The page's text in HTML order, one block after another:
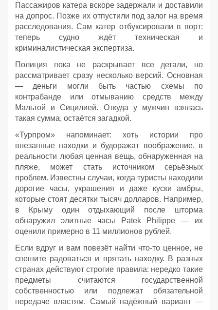
Пассажиров катера вскоре задержали и доставили
на допрос. Позже их отпустили под залог на время
расследования. Сам катер отбуксировали в порт:
теперь судно ждёт техническая и
криминалистическая экспертиза.
Полиция пока не раскрывает все детали, но
рассматривает сразу несколько версий. Основная
— деньги могли быть частью схемы по
контрабанде или отмыванию средств между
Мальтой и Сицилией. Откуда у мужчин взялась
такая сумма, остаётся загадкой.
«Турпром» напоминает: хоть истории про
внезапные находки и будоражат воображение, в
реальности любая ценная вещь, обнаруженная на
пляже, может стать источником серьёзных
проблем. Известны случаи, когда туристы находили
дорогие часы, украшения и даже куски амбры,
которые стоят десятки тысяч долларов. Например,
в Крыму один отдыхающий после шторма
обнаружил элитные часы Patek Philippe — их
оценили примерно в 11 миллионов рублей.
Если вдруг и вам повезёт найти что‑то ценное, не
спешите радоваться и прятать находку. В разных
странах действуют строгие правила: нередко такие
предметы считаются государственной
собственностью или подлежат обязательной
передаче властям. Самый надёжный вариант —